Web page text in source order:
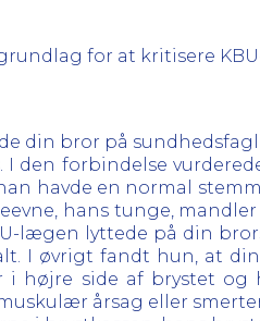
for at kritisere
din bror på
I den forbindelse
havde en normal
hans tunge,
lægen lyttede på din
I øvrigt fandt hun, at
i højre side af brystet
årsag eller